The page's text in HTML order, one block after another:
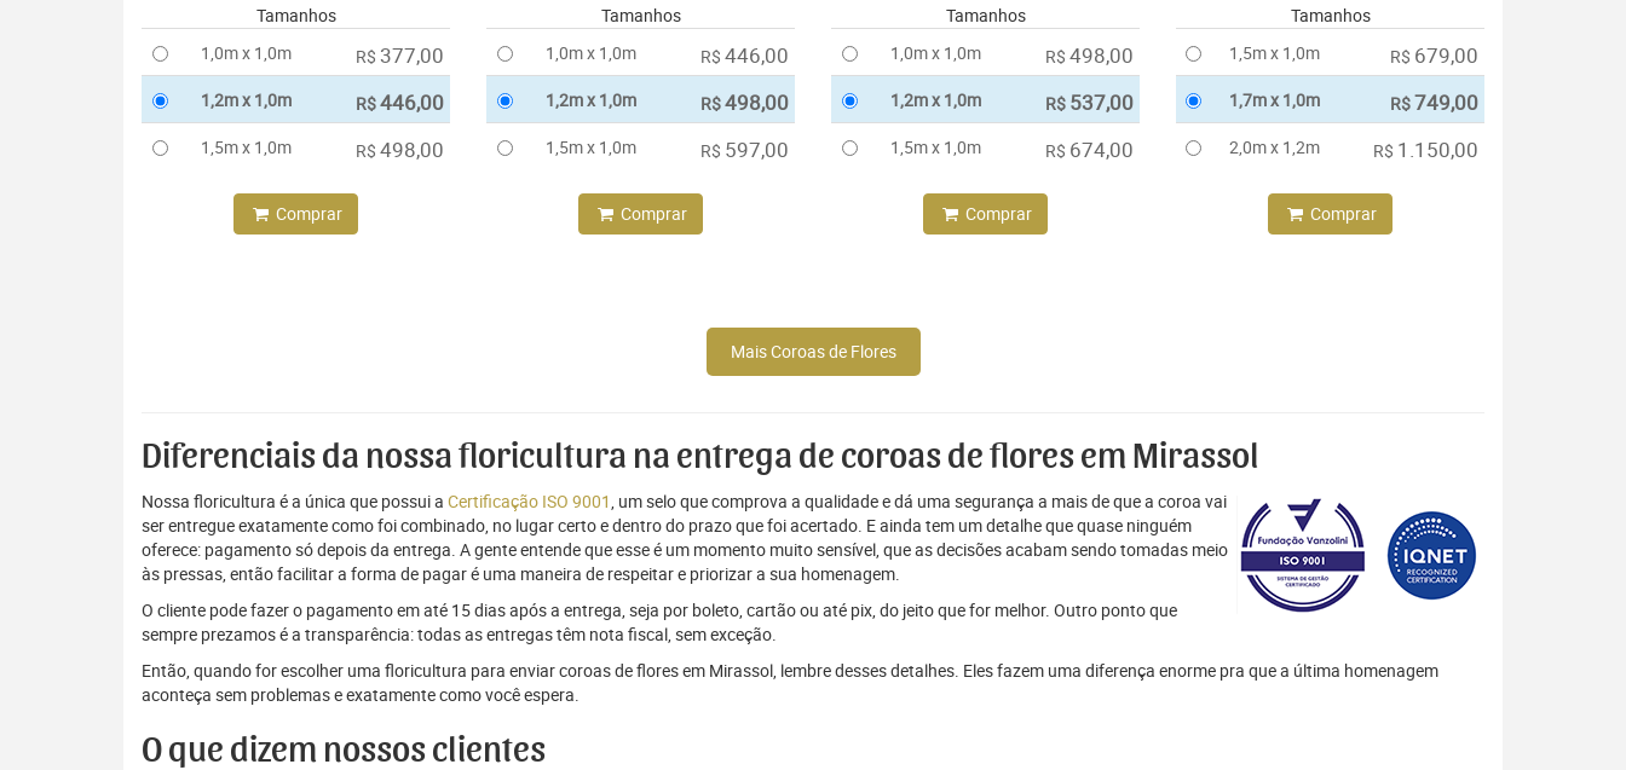
Tamanhos
1,0m x 1,0m
R$ 377,00
1,2m x 1,0m R$446,00
1,5m x 1,0m R$ 498,00
Comprar
Tamanhos
1,0m x 1,0m
R$ 446,00
1,2m x 1,0m R$498,00
1,5m x 1,0m R$ 597,00
Comprar
Tamanhos
1,0m x 1,0m
R$ 498,00
1,2m x 1,0m R$ 537,00
1,5m x 1,0m R$ 674,00
Comprar
Tamanhos
1,5m x 1,0m
R$ 679,00
1,7m x 1,0m R$749,00
2,0m x 1,2m R$ 1.150,00
Comprar
Mais Coroas de Flores
Diferenciais da nossa floricultura na entrega de coroas de flores em Mirassol
Nossa floricultura é a única que possui a Certificação ISO 9001, um selo que comprova a qualidade e dá uma segurança a mais de que a coroa vai
ser entregue exatamente como foi combinado, no lugar certo e dentro do prazo que foi acertado. E ainda tem um detalhe que quase ninguém
oferece: pagamento só depois da entrega. A gente entende que esse é um momento muito sensível, que as decisões acabam sendo tomadas meio
às pressas, então facilitar a forma de pagar é uma maneira de respeitar e priorizar a sua homenagem.
O cliente pode fazer o pagamento em até 15 dias após a entrega, seja por boleto, cartão ou até pix, do jeito que for melhor. Outro ponto que
sempre prezamos é a transparência: todas as entregas têm nota fiscal, sem exceção.
Então, quando for escolher uma floricultura para enviar coroas de flores em Mirassol, lembre desses detalhes. Eles fazem uma diferença enorme pra que a última homenagem
aconteça sem problemas e exatamente como você espera.
O que dizem nossos clientes